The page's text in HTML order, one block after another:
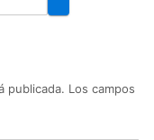
publicada. Los campos